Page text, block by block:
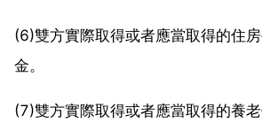
(6)雙方實際取得或者應當取得的住
金。
(7)雙方實際取得或者應當取得的養